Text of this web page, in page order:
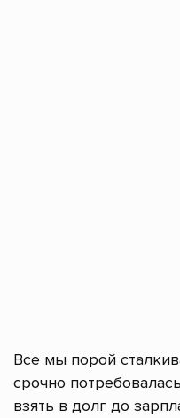
Все мы порой
срочно
взять в долг до